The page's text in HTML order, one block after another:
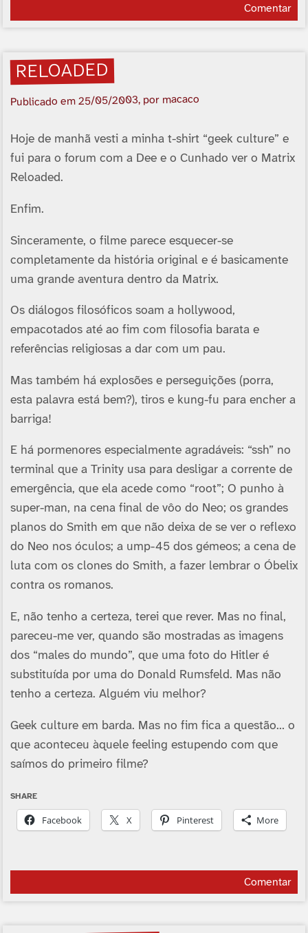
Comentar
RELOADED
Publicado em25/05/2003, por macaco
Hoje de manhã vesti a minha t-shirt “geek culture” e
fui para o forum com a Dee e o Cunhado ver o Matrix
Reloaded.
Enfim.
Sinceramente, o filme parece esquecer-se
completamente da história original e é basicamente
uma grande aventura dentro da Matrix.
Os diálogos filosóficos soam a hollywood,
empacotados até ao fim com filosofia barata e
referências religiosas a dar com um pau.
Mas também há explosões e perseguições (porra,
esta palavra está bem?), tiros e kung-fu para encher a
barriga!
E há pormenores especialmente agradáveis: “ssh” no
terminal que a Trinity usa para desligar a corrente de
emergência, que ela acede como “root”; O punho à
super-man, na cena final de vôo do Neo; os grandes
planos do Smith em que não deixa de se ver o reflexo
do Neo nos óculos; a ump-45 dos gémeos; a cena de
luta com os clones do Smith, a fazer lembrar o Óbelix
contra os romanos.
E, não tenho a certeza, terei que rever. Mas no final,
pareceu-me ver, quando são mostradas as imagens
dos “males do mundo”, que uma foto do Hitler é
substituída por uma do Donald Rumsfeld. Mas não
tenho a certeza. Alguém viu melhor?
Geek culture em barda. Mas no fim fica a questão… o
que aconteceu àquele feeling estupendo com que
saímos do primeiro filme?
SHARE
Facebook X Pinterest More
Comentar